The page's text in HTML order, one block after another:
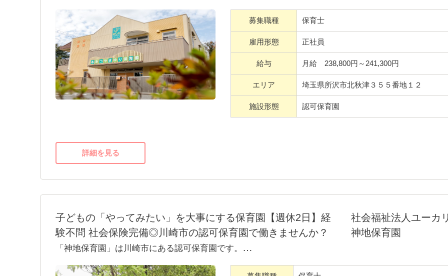
年間休日120日以上、月の残業や持ち帰りの業務もほとんどなし！昼食休
憩は休憩室で取得できます。保育士34名（※非常勤保育士を含む）のほ
かに、庁務員、保育補助員も在籍しており、日中も保育から離れて事務作
業（行事企画や準備、月案作成保育の記録）ができます。またICTを活用
し、各クラスのノートPCとタブレットがあります。月の制作物作成も依
頼できます。研修への参加や連休の取得なども安心して取得できます。あ
きつやまゆり保育園は
「プライベートが充実することで、いい仕事ができる」を目標にしていま
だからこそ、かわいい子どもたちのために保育力を高める自己研鑽にも力
員があきつやまゆり保育園を作っていくことができる職場です。
【求める人物像】
募集職種 保育士
雇用形態 正社員
給与 月給 238,800円～241,300円
エリア 埼玉県所沢市北秋津３５５番地１２
施設形態 認可保育園
詳細を見る
子どもの「やってみたい」を大事にする保育園【週休2日】経
験不問 社会保険完備◎川崎市の認可保育園で働きませんか？
「神地保育園」は川崎市にある認可保育園です。
社会福祉法人ユー
神地保育園